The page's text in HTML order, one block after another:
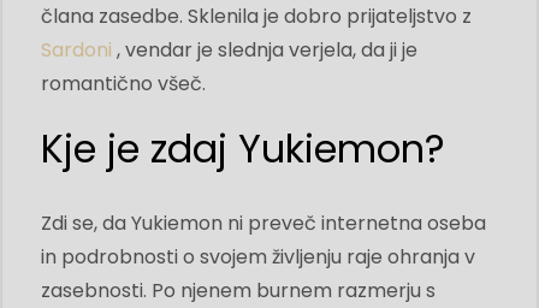
člana zasedbe. Sklenila je dobro prijateljstvo z
Sardoni , vendar je slednja verjela, da ji je
romantično všeč.
Kje je zdaj Yukiemon?
Zdi se, da Yukiemon ni preveč internetna oseba
in podrobnosti o svojem življenju raje ohranja v
zasebnosti. Po njenem burnem razmerju s